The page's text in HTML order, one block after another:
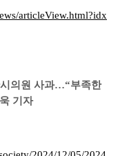
articleView.html?idx
시의원 사과…“부족한
기자